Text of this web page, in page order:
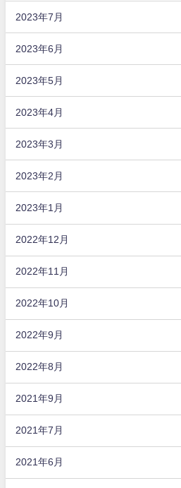
2023年7月
2023年6月
2023年5月
2023年4月
2023年3月
2023年2月
2023年1月
2022年12月
2022年11月
2022年10月
2022年9月
2022年8月
2021年9月
2021年7月
2021年6月